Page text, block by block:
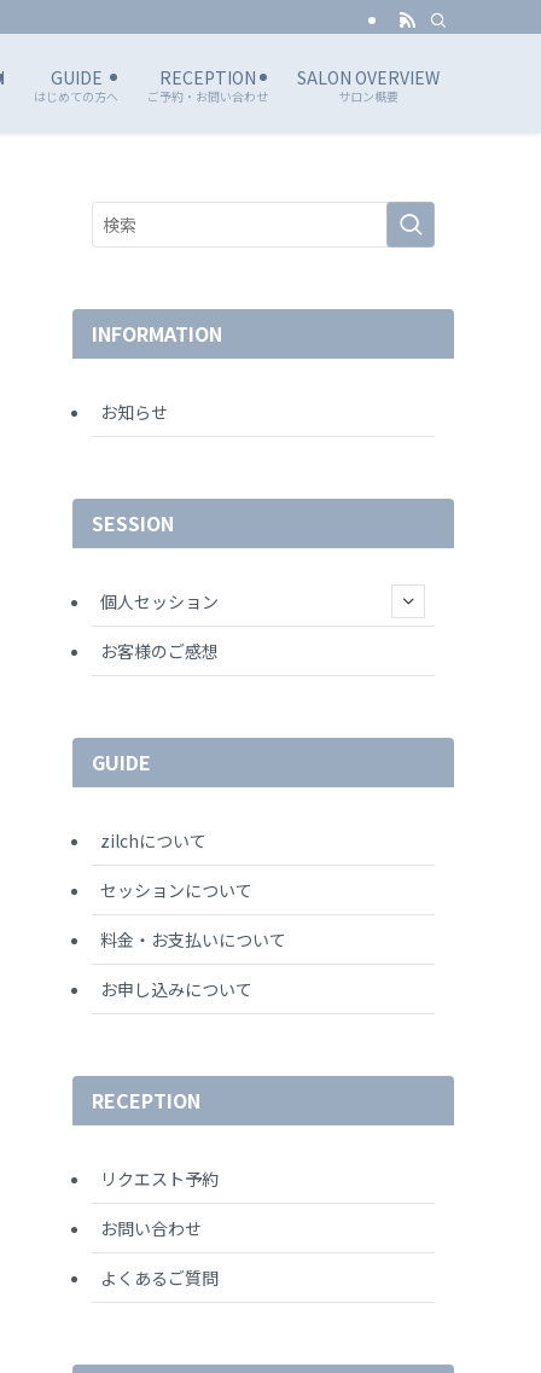
GUIDE
はじめての方へ
RECEPTION
ご予約・お問い合わせ
SALON OVERVIEW
サロン概要
INFORMATION
お知らせ
SESSION
個人セッション
お客様のご感想
GUIDE
zilchについて
セッションについて
料金・お支払いについて
お申し込みについて
RECEPTION
リクエスト予約
お問い合わせ
よくあるご質問